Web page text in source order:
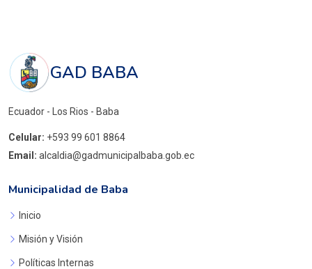
GAD BABA
Ecuador - Los Rios - Baba
Celular: +593 99 601 8864
Email: alcaldia@gadmunicipalbaba.gob.ec
Municipalidad de Baba
Inicio
Misión y Visión
Políticas Internas